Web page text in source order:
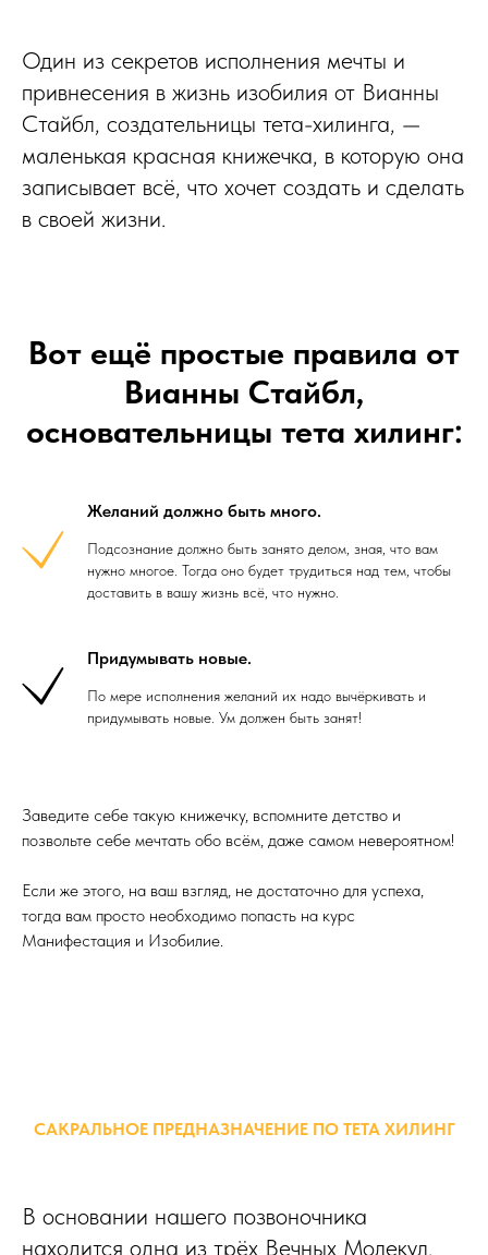
Один из секретов исполнения мечты и
привнесения в жизнь изобилия от Вианны
Стайбл, создательницы тета-хилинга, —
маленькая красная книжечка, в которую она
записывает всё, что хочет создать и сделать
в своей жизни.
Вот ещё простые правила от
Вианны Стайбл,
основательницы тета хилинг:
Желаний должно быть много.
Подсознание должно быть занято делом, зная, что вам
нужно многое. Тогда оно будет трудиться над тем, чтобы
доставить в вашу жизнь всё, что нужно.
Придумывать новые.
По мере исполнения желаний их надо вычёркивать и
придумывать новые. Ум должен быть занят!
Заведите себе такую книжечку, вспомните детство и
позвольте себе мечтать обо всём, даже самом невероятном!
Если же этого, на ваш взгляд, не достаточно для успеха,
тогда вам просто необходимо попасть на курс
Манифестация и Изобилие.
САКРАЛЬНОЕ ПРЕДНАЗНАЧЕНИЕ ПО ТЕТА ХИЛИНГ
В основании нашего позвоночника
находится одна из трёх Вечных Молекул.